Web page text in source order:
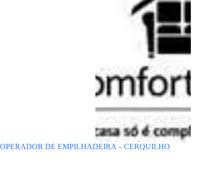
OPERADOR DE EMPILHADEIRA – CERQUILHO